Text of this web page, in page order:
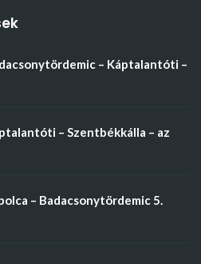
– Káptalantóti –
– Szentbékkálla – az
– Badacsonytördemic 5.